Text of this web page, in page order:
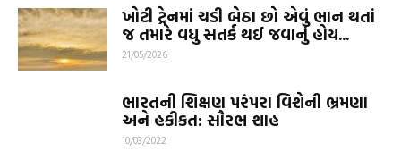
ખોટી ટ્રેનમાં ચડી બેઠા છો એવું ભાન થતાં
જ તમારે વધુ સતર્ક થઈ જવાનું હોય...
21/05/2026
ભારતની શિક્ષણ પરંપરા વિશેની ભ્રમણા
અને હકીકત: સૌરભ શાહ
10/03/2022